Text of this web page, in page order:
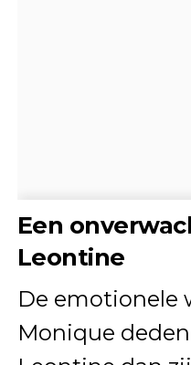
Een
Leontine
De emotionele
Monique